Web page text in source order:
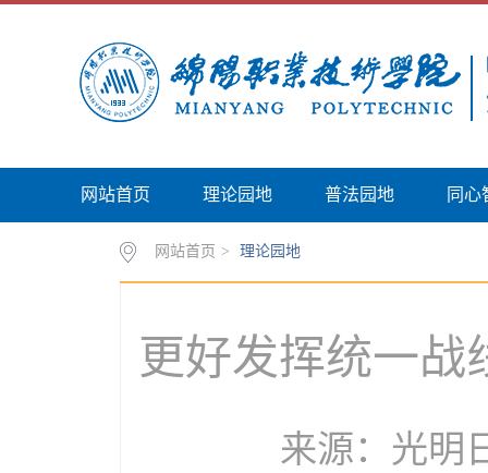
网站首页 理论园地 普法园地 同心
网站首页 > 理论园地
更好发挥统一战
来源：光明